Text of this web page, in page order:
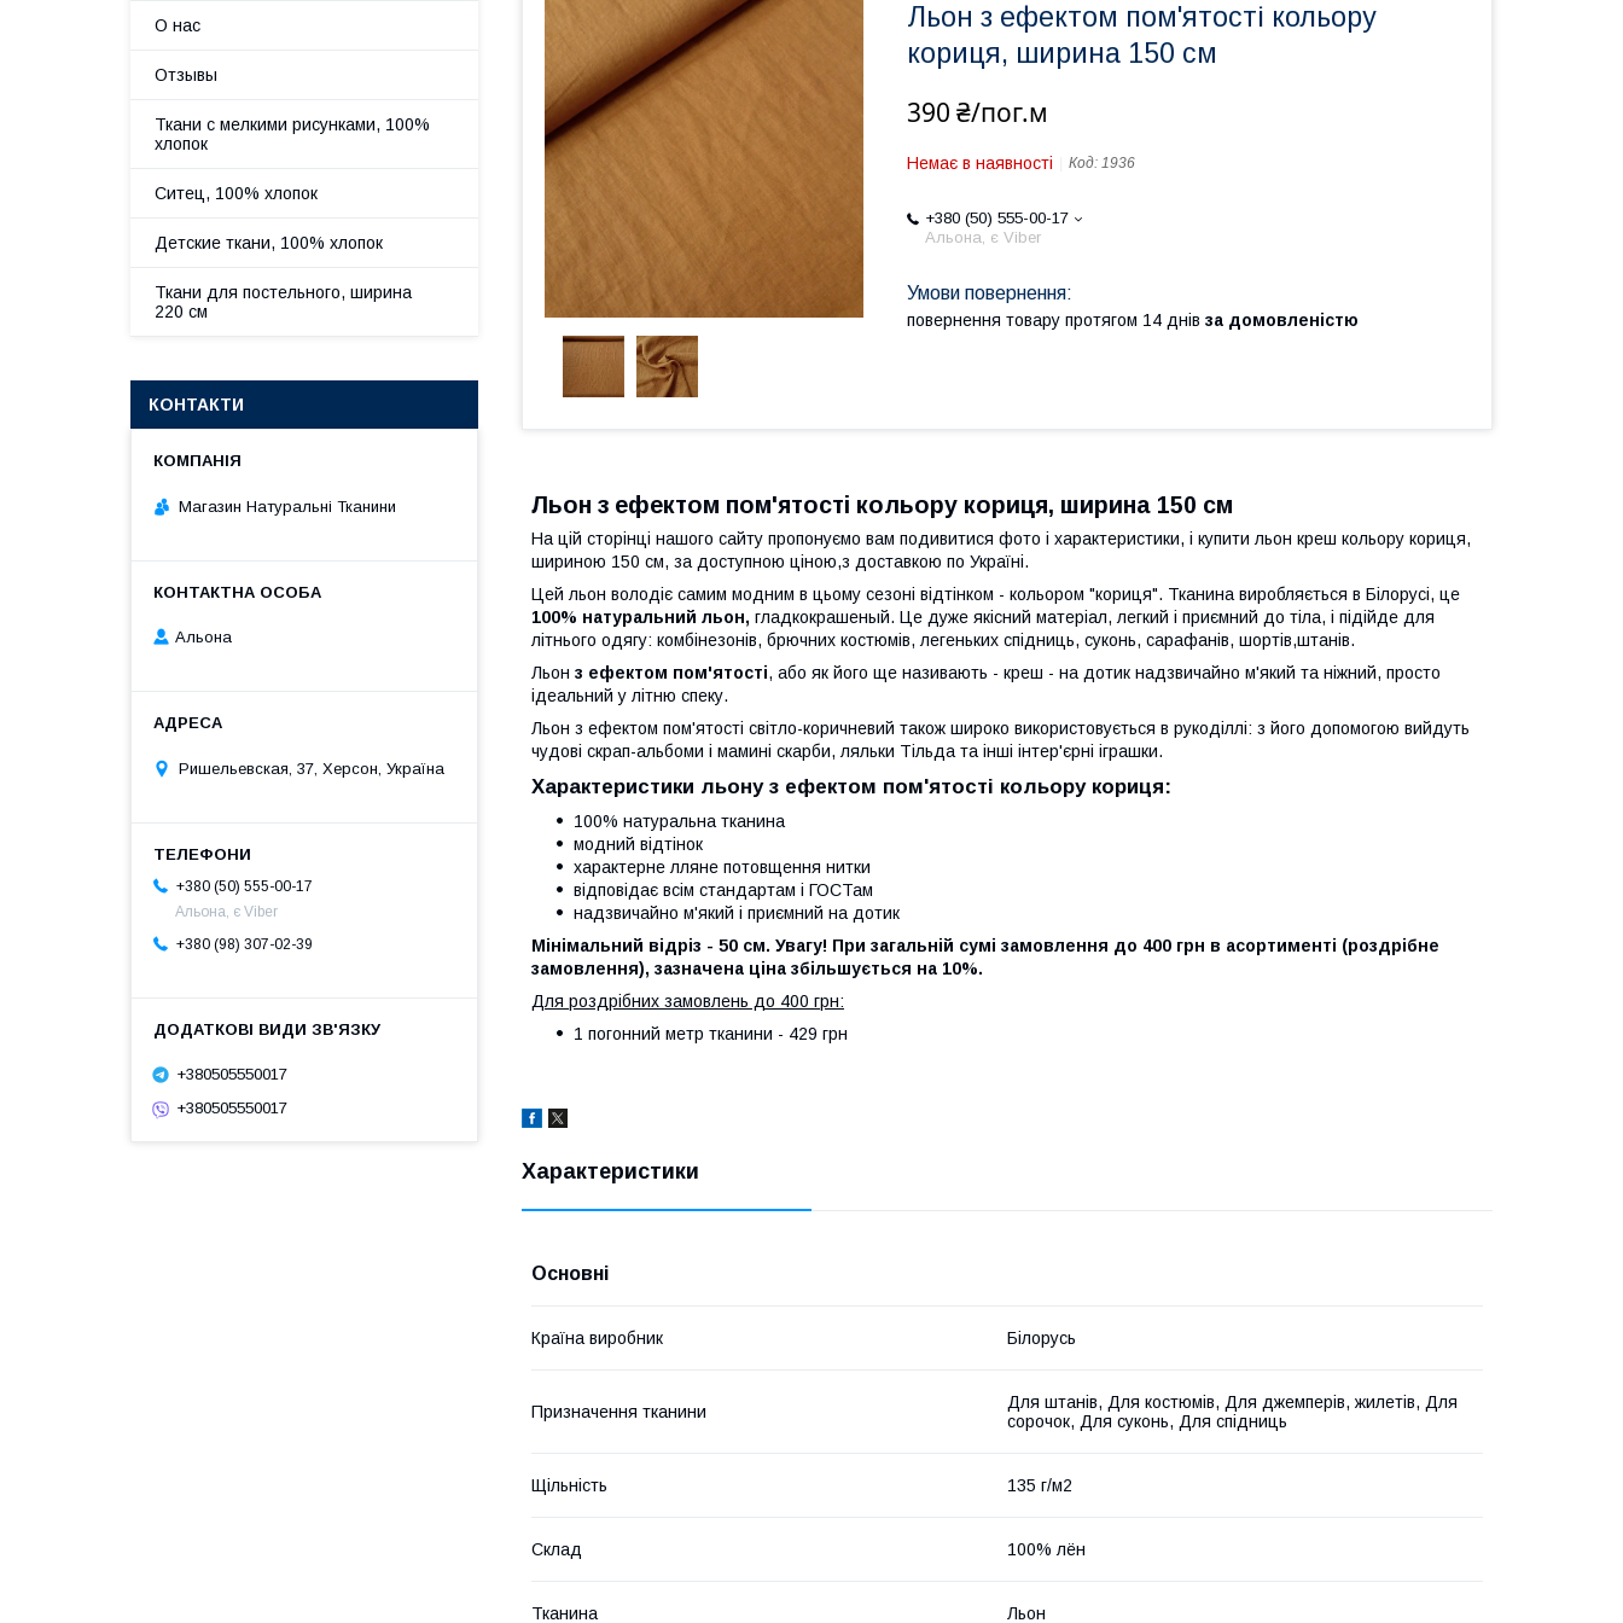
Льон з ефектом пом'ятості кольору
кориця, ширина 150 см
390 ₴/пог.м
Немає в наявності Код: 1936
+380 (50) 555-00-17
Альона, є Viber
повернення товару протягом 14 днів за домовленістю
Льон з ефектом пом'ятості кольору кориця, ширина 150 см
На цій сторінці нашого сайту пропонуємо вам подивитися фото і характеристики, і купити льон креш кольору кориця,
шириною 150 см, за доступною ціною,з доставкою по Україні.
Цей льон володіє самим модним в цьому сезоні відтінком - кольором "кориця". Тканина виробляється в Білорусі, це
100% натуральний льон, гладкокрашеный. Це дуже якісний матеріал, легкий і приємний до тіла, і підійде для
літнього одягу: комбінезонів, брючних костюмів, легеньких спідниць, суконь, сарафанів, шортів,штанів.
Льон з ефектом пом'ятості, або як його ще називають - креш - на дотик надзвичайно м'який та ніжний, просто
ідеальний у літню спеку.
Льон з ефектом пом'ятості світло-коричневий також широко використовується в рукоділлі: з його допомогою вийдуть
чудові скрап-альбоми і мамині скарби, ляльки Тільда та інші інтер'єрні іграшки.
Характеристики льону з ефектом пом'ятості кольору кориця:
100% натуральна тканина
модний відтінок
характерне лляне потовщення нитки
відповідає всім стандартам і ГОСТам
надзвичайно м'який і приємний на дотик
Мінімальний відріз - 50 см. Увагу! При загальній сумі замовлення до 400 грн в асортименті (роздрібне
замовлення), зазначена ціна збільшується на 10%.
Для роздрібних замовлень до 400 грн:
1 погонний метр тканини - 429 грн
Характеристики
Основні
Країна виробник Білорусь
Призначення тканини
Для штанів, Для костюмів, Для джемперів, жилетів, Для
сорочок, Для суконь, Для спідниць
Щільність 135 г/м2
Склад 100% лён
Тканина Льон
О нас
Отзывы
Ткани с мелкими рисунками, 100%
хлопок
Ситец, 100% хлопок
Детские ткани, 100% хлопок
Ткани для постельного, ширина
220 см
КОНТАКТИ
Магазин Натуральні Тканини
Альона
Ришельевская, 37, Херсон, Україна
+380 (50) 555-00-17
Альона, є Viber
+380 (98) 307-02-39
+380505550017
+380505550017